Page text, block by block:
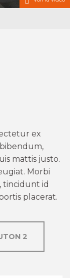
ex
mattis justo.
Morbi
tincidunt id
placerat.
2